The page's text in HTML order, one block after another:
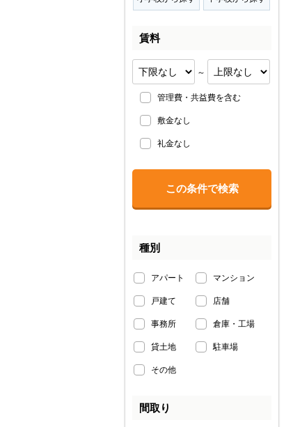
賃料
～
管理費・共益費を含む
敷金なし
礼金なし
種別
アパート マンション
戸建て 店舗
事務所 倉庫・工場
貸土地 駐車場
その他
間取り